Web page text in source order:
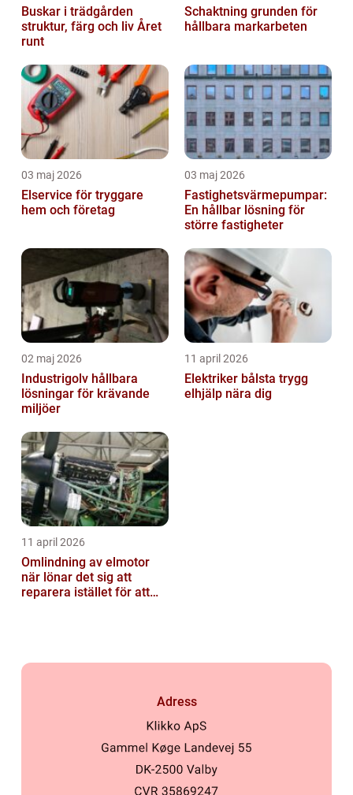
Buskar i trädgården
struktur, färg och liv Året
runt
Schaktning grunden för
hållbara markarbeten
03 maj 2026
Elservice för tryggare
hem och företag
03 maj 2026
Fastighetsvärmepumpar:
En hållbar lösning för
större fastigheter
02 maj 2026
Industrigolv hållbara
lösningar för krävande
miljöer
11 april 2026
Elektriker bålsta trygg
elhjälp nära dig
11 april 2026
Omlindning av elmotor
när lönar det sig att
reparera istället för att
Adress